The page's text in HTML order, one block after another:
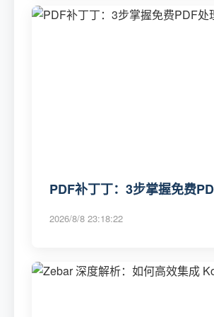
PDF补丁丁：3步掌握免费
2026/8/8 23:18:22